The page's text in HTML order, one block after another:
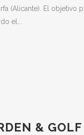
(Alicante). El objetivo
el...
& GOLF